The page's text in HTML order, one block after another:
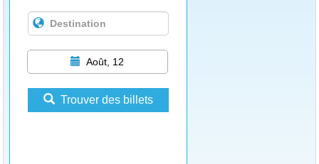
Août, 12
Trouver des billets